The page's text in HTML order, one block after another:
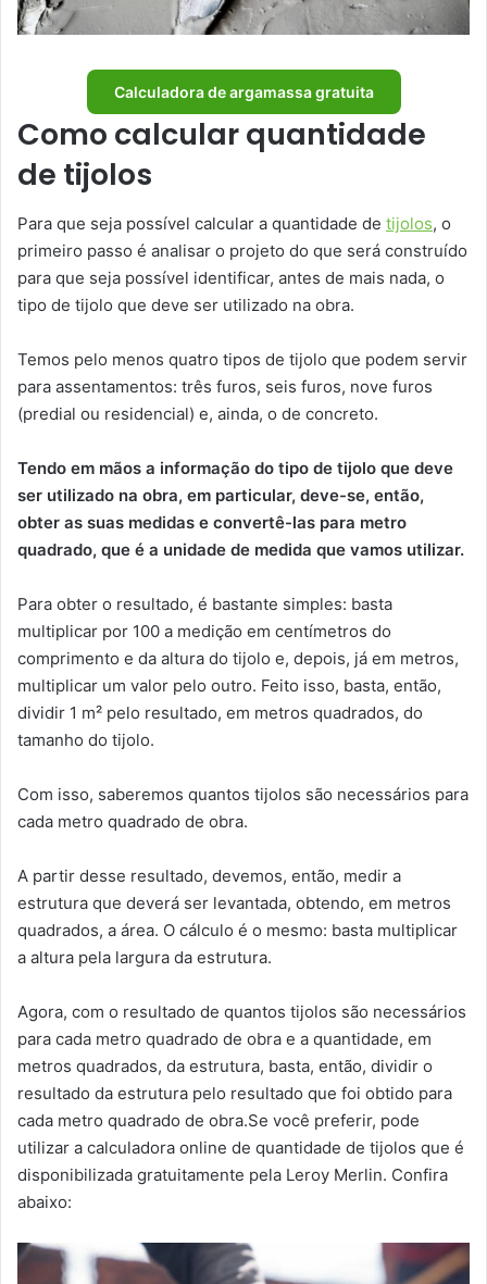
Calculadora de argamassa gratuita
Como calcular quantidade
de tijolos
Para que seja possível calcular a quantidade de tijolos, o
primeiro passo é analisar o projeto do que será construído
para que seja possível identificar, antes de mais nada, o
tipo de tijolo que deve ser utilizado na obra.
Temos pelo menos quatro tipos de tijolo que podem servir
para assentamentos: três furos, seis furos, nove furos
(predial ou residencial) e, ainda, o de concreto.
Tendo em mãos a informação do tipo de tijolo que deve
ser utilizado na obra, em particular, deve-se, então,
obter as suas medidas e convertê-las para metro
quadrado, que é a unidade de medida que vamos utilizar.
Para obter o resultado, é bastante simples: basta
multiplicar por 100 a medição em centímetros do
comprimento e da altura do tijolo e, depois, já em metros,
multiplicar um valor pelo outro. Feito isso, basta, então,
dividir 1 m² pelo resultado, em metros quadrados, do
tamanho do tijolo.
Com isso, saberemos quantos tijolos são necessários para
cada metro quadrado de obra.
A partir desse resultado, devemos, então, medir a
estrutura que deverá ser levantada, obtendo, em metros
quadrados, a área. O cálculo é o mesmo: basta multiplicar
a altura pela largura da estrutura.
Agora, com o resultado de quantos tijolos são necessários
para cada metro quadrado de obra e a quantidade, em
metros quadrados, da estrutura, basta, então, dividir o
resultado da estrutura pelo resultado que foi obtido para
cada metro quadrado de obra.Se você preferir, pode
utilizar a calculadora online de quantidade de tijolos que é
disponibilizada gratuitamente pela Leroy Merlin. Confira
abaixo: